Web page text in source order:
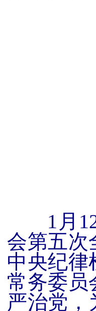
1月
会第五次
中央纪律
常务委员
严治党，